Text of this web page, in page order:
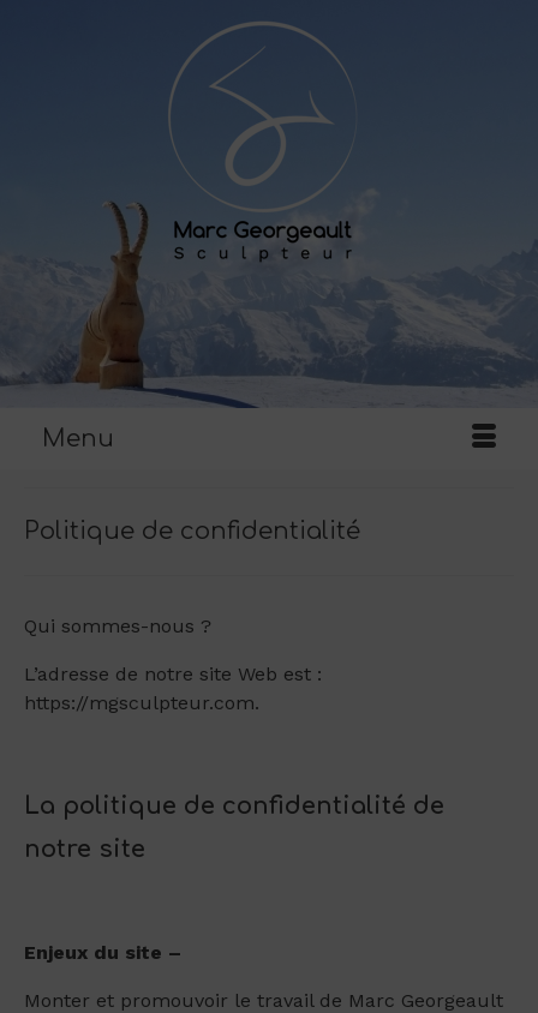
Menu
Politique de confidentialité
Qui sommes-nous ?
L’adresse de notre site Web est :
https://mgsculpteur.com.
La politique de confidentialité de
notre site
Enjeux du site –
Monter et promouvoir le travail de Marc Georgeault